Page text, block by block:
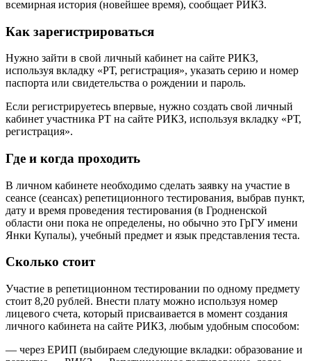
всемирная история (новейшее время), сообщает РИКЗ.
Как зарегистрироваться
Нужно зайти в свой личный кабинет на сайте РИКЗ,
используя вкладку «РТ, регистрация», указать серию и номер
паспорта или свидетельства о рождении и пароль.
Если регистрируетесь впервые, нужно создать свой личный
кабинет участника РТ на сайте РИКЗ, используя вкладку «РТ,
регистрация».
Где и когда проходить
В личном кабинете необходимо сделать заявку на участие в
сеансе (сеансах) репетиционного тестирования, выбрав пункт,
дату и время проведения тестирования (в Гродненской
области они пока не определены, но обычно это ГрГУ имени
Янки Купалы), учебный предмет и язык представления теста.
Сколько стоит
Участие в репетиционном тестировании по одному предмету
стоит 8,20 рублей. Внести плату можно используя номер
лицевого счета, который присваивается в момент создания
личного кабинета на сайте РИКЗ, любым удобным способом:
— через ЕРИП (выбираем следующие вкладки: образование и